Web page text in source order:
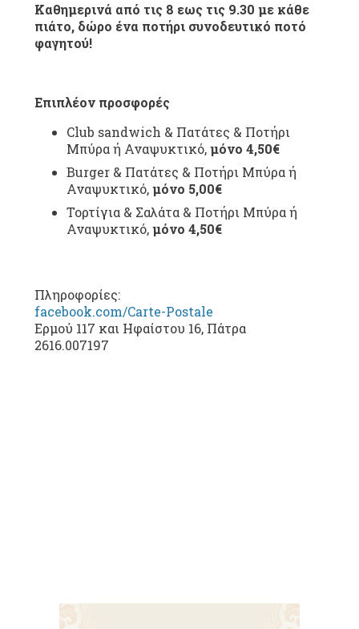
Καθημερινά από τις 8 εως τις 9.30 με κάθε
πιάτο, δώρο ένα ποτήρι συνοδευτικό ποτό
φαγητού!
Επιπλέον προσφορές
Club sandwich & Πατάτες & Ποτήρι
Μπύρα ή Αναψυκτικό,μόνο 4,50€
Burger & Πατάτες & Ποτήρι Μπύρα ή
Αναψυκτικό,μόνο 5,00€
Τορτίγια & Σαλάτα & Ποτήρι Μπύρα ή
Αναψυκτικό,μόνο 4,50€
Πληροφορίες:
facebook.com/Carte-Postale
Ερμού 117 και Ηφαίστου 16, Πάτρα
2616.007197